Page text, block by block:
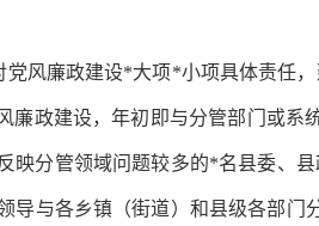
风廉政建设*大项*小项具体责任
政建设，年初即与分管部门或系
分管领域问题较多的*名县委、
导与各乡镇（街道）和县级各部